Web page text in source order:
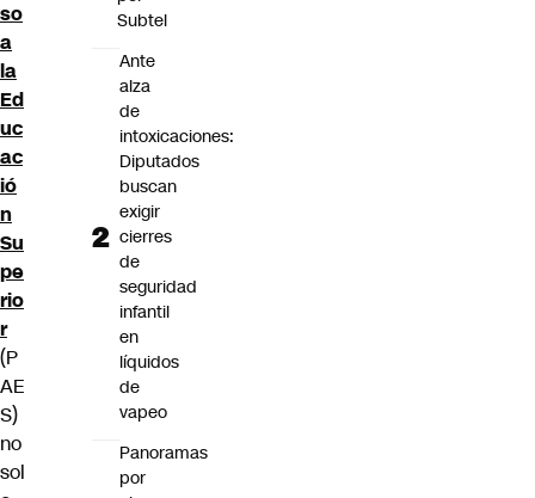
so
a
la
Ed
uc
ac
ió
n
Su
pe
rio
r
(P
AE
S)
no
sol
Subtel
Ante
alza
de
intoxicaciones:
Diputados
buscan
exigir
cierres
de
seguridad
infantil
en
líquidos
de
vapeo
Panoramas
por